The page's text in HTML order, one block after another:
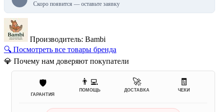
Скоро появится — оставьте заявку
Производитель: Bambi
🔍 Посмотреть все товары бренда
💎 Почему нам доверяют покупатели
🛡️
ГАРАНТИЯ
👨‍💻
ПОМОЩЬ
🚀
ДОСТАВКА
🧾
ЧЕКИ